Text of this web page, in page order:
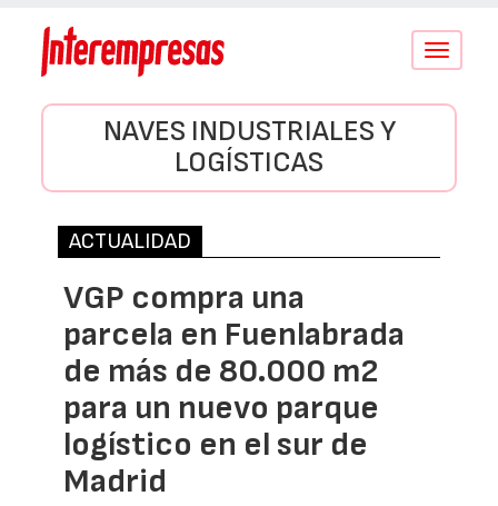
Conmutar
NAVES INDUSTRIALES Y
LOGÍSTICAS
ACTUALIDAD
VGP compra una
parcela en Fuenlabrada
de más de 80.000 m2
para un nuevo parque
logístico en el sur de
Madrid